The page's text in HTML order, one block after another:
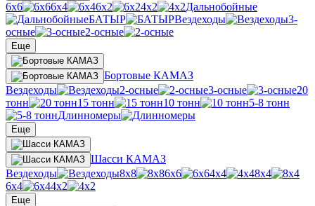
6х6
6х4 6х2 4х2
Дальнобойные
БАТЫР
Вездеходы
3-
осные
2-осные
Еще
Бортовые КАМАЗ
Вездеходы
2-осные 3-осные
20
тонн
15 тонн 10 тонн
5-8 тонн
Длинномеры
Еще
Шасси КАМАЗ
Вездеходы
8х8 6х6 4х4
8х4
6х4
4х2
Еще